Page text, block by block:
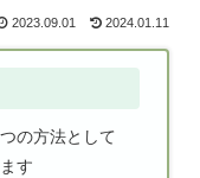
2023.09.01 2024.01.11
の方法として
す